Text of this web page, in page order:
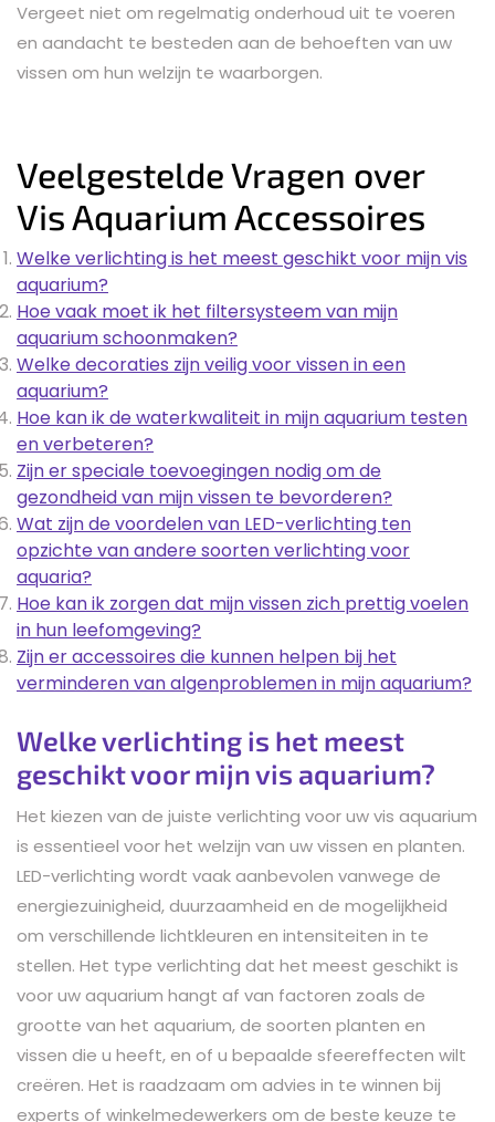
Vergeet niet om regelmatig onderhoud uit te voeren
en aandacht te besteden aan de behoeften van uw
vissen om hun welzijn te waarborgen.
Veelgestelde Vragen over
Vis Aquarium Accessoires
Welke verlichting is het meest geschikt voor mijn vis
aquarium?
Hoe vaak moet ik het filtersysteem van mijn
aquarium schoonmaken?
Welke decoraties zijn veilig voor vissen in een
aquarium?
Hoe kan ik de waterkwaliteit in mijn aquarium testen
en verbeteren?
Zijn er speciale toevoegingen nodig om de
gezondheid van mijn vissen te bevorderen?
Wat zijn de voordelen van LED-verlichting ten
opzichte van andere soorten verlichting voor
aquaria?
Hoe kan ik zorgen dat mijn vissen zich prettig voelen
in hun leefomgeving?
Zijn er accessoires die kunnen helpen bij het
verminderen van algenproblemen in mijn aquarium?
Welke verlichting is het meest
geschikt voor mijn vis aquarium?
Het kiezen van de juiste verlichting voor uw vis aquarium
is essentieel voor het welzijn van uw vissen en planten.
LED-verlichting wordt vaak aanbevolen vanwege de
energiezuinigheid, duurzaamheid en de mogelijkheid
om verschillende lichtkleuren en intensiteiten in te
stellen. Het type verlichting dat het meest geschikt is
voor uw aquarium hangt af van factoren zoals de
grootte van het aquarium, de soorten planten en
vissen die u heeft, en of u bepaalde sfeereffecten wilt
creëren. Het is raadzaam om advies in te winnen bij
experts of winkelmedewerkers om de beste keuze te